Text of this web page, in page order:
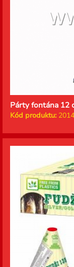
Párty fontána 12
Kód produktu: 2014